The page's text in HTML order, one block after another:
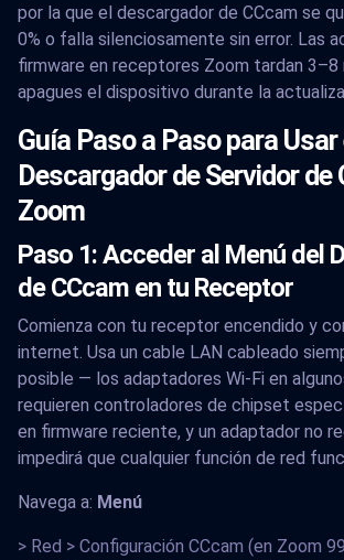
por la que el descargador de CCcam se
0% o falla silenciosamente sin error. Las
firmware en receptores Zoom tardan 3–8
apagues el dispositivo durante la
Guía Paso a Paso para Usar
Descargador de Servidor de
Zoom
Paso 1: Acceder al Menú del
de CCcam en tu Receptor
Comienza con tu receptor encendido y
internet. Usa un cable LAN cableado
posible — los adaptadores Wi-Fi en
requieren controladores de chipset
en firmware reciente, y un adaptador no
impedirá que cualquier función de red
Navega a: Menú
> Red > Configuración CCcam (en Zoom